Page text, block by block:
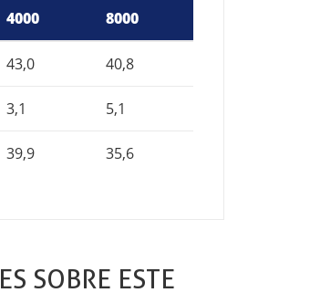
4000 8000
43,0 40,8
3,1 5,1
39,9 35,6
SOBRE ESTE